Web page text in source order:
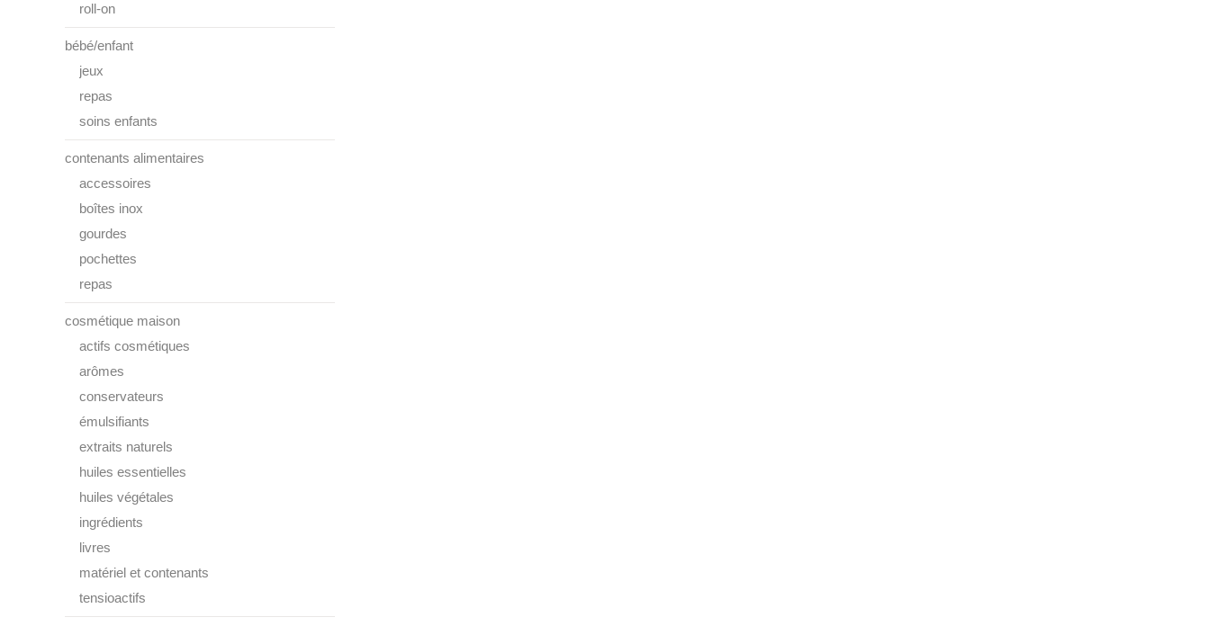
roll-on
bébé/enfant
jeux
repas
soins enfants
contenants alimentaires
accessoires
boîtes inox
gourdes
pochettes
repas
cosmétique maison
actifs cosmétiques
arômes
conservateurs
émulsifiants
extraits naturels
huiles essentielles
huiles végétales
ingrédients
livres
matériel et contenants
tensioactifs